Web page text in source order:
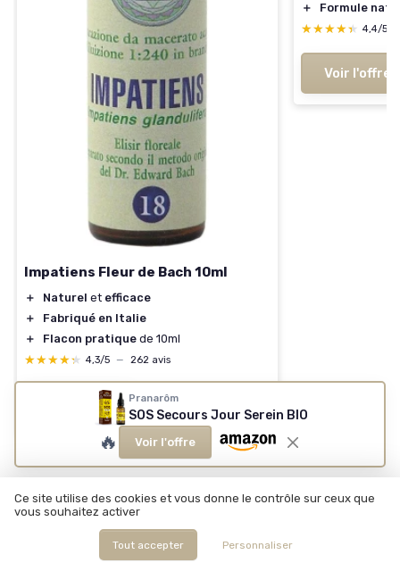
Impatiens Fleur de Bach 10ml
＋ Naturel et efficace
＋
Fabriqué en Italie
＋
Flacon pratique de 10ml
★★★★★
★★★★★ 4,3/5 — 262 avis
Voir l'offre
＋
Formule
★★★★★
★★★★★ 4,4/5
Voir l'offre
Pranarôm
SOS Secours Jour Serein BIO
🔥 Voir l'offre
Les articles par date
Ce site utilise des cookies et vous donne le contrôle sur ceux que
vous souhaitez activer
Tout accepter Personnaliser